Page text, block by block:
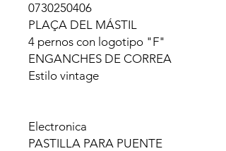
0730250406
PLAÇA DEL MÁSTIL
4 pernos con logotipo "F"
ENGANCHES DE CORREA
Estilo vintage
Electronica
PASTILLA PARA PUENTE